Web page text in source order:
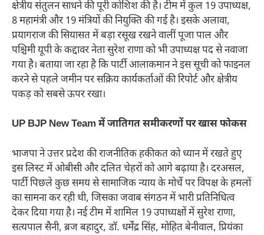
क्षेत्रीय संतुलन साधने की पूरी कोशिश की है। टीम में कुल 19 उपाध्यक्ष,
8 महामंत्री और 19 मंत्रियों की नियुक्ति की गई है। इसके अलावा,
प्रयागराज की सियासत में बड़ा रसूख रखने वालीं पूजा पाल और
पश्चिमी यूपी के कद्दावर नेता सुरेश राणा को भी उपाध्यक्ष पद से नवाजा
गया है। बताया जा रहा है कि पार्टी आलाकमान ने इस सूची को फाइनल
करने से पहले जमीन पर सक्रिय कार्यकर्ताओं की रिपोर्ट और क्षेत्रीय
पकड़ को सबसे ऊपर रखा।
UP BJP New Team में जातिगत समीकरणों पर खास फोकस
भाजपा ने उत्तर प्रदेश की राजनीतिक हकीकत को ध्यान में रखते हुए
इस लिस्ट में ओबीसी और दलित चेहरों को आगे बढ़ाया है। दरअसल,
पार्टी पिछले कुछ समय से सामाजिक न्याय के मोर्चे पर विपक्ष के हमलों
का सामना कर रही थी, जिसका जवाब संगठन में भारी प्रतिनिधित्व
देकर दिया गया है। नई टीम में शामिल 19 उपाध्यक्षों में सुरेश राणा,
सत्यपाल सैनी, ब्रज बहादुर, डॉ. धर्मेंद्र सिंह, मोहित बेनीवाल, प्रियंका